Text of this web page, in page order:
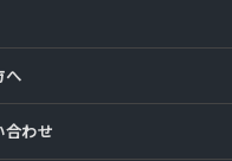
へ
合わせ